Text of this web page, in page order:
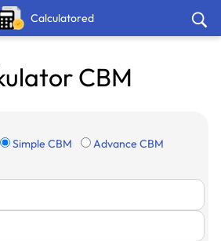
Calculatored
CBM
Simple CBM
Advance CBM